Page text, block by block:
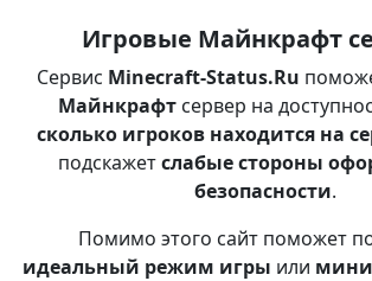
Игровые Майнкрафт
Сервис Minecraft-Status.Ru
Майнкрафтсервер на
сколько игроков находится на
подскажетслабые стороны
безопасности.
Помимо этого сайт поможет
идеальный режим игры или